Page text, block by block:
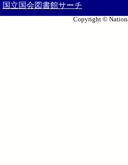
国立国会図書館サーチ
Copyright ©